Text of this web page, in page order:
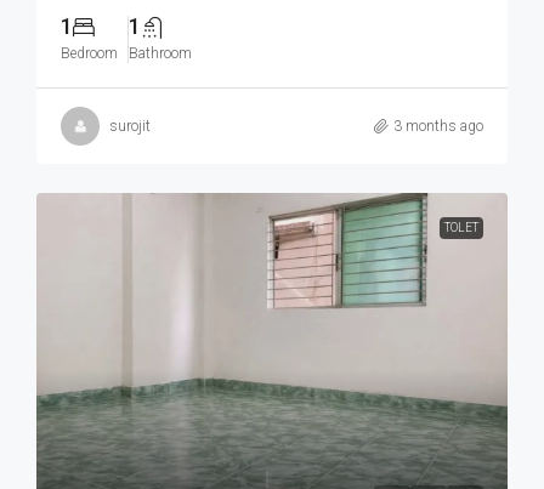
1
Bedroom
1
Bathroom
surojit 3 months ago
TOLET